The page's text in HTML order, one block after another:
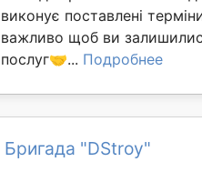
виконує поставлені
важливо щоб ви
послуг🤝... Подробнее
Бригада "DStroy"